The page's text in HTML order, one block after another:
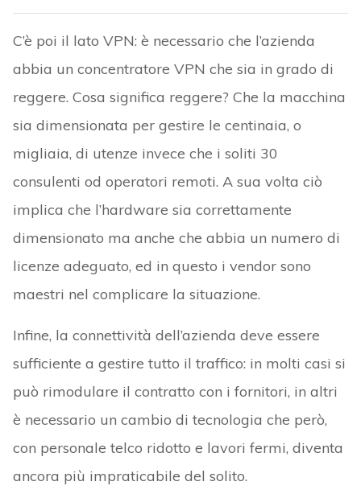
C’è poi il lato VPN: è necessario che l’azienda
abbia un concentratore VPN che sia in grado di
reggere. Cosa significa reggere? Che la macchina
sia dimensionata per gestire le centinaia, o
migliaia, di utenze invece che i soliti 30
consulenti od operatori remoti. A sua volta ciò
implica che l’hardware sia correttamente
dimensionato ma anche che abbia un numero di
licenze adeguato, ed in questo i vendor sono
maestri nel complicare la situazione.
Infine, la connettività dell’azienda deve essere
sufficiente a gestire tutto il traffico: in molti casi si
può rimodulare il contratto con i fornitori, in altri
è necessario un cambio di tecnologia che però,
con personale telco ridotto e lavori fermi, diventa
ancora più impraticabile del solito.